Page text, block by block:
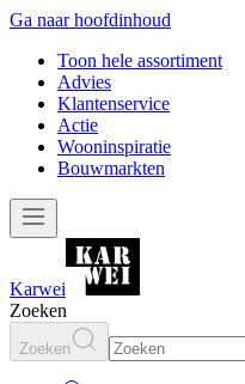
Ga naar hoofdinhoud
Toon hele assortiment
Advies
Klantenservice
Actie
Wooninspiratie
Bouwmarkten
Karwei
Zoeken
Zoeken